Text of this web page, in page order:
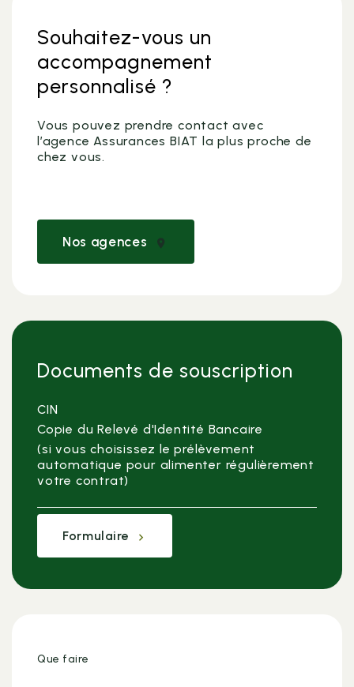
Souhaitez-vous un
accompagnement
personnalisé ?
Vous pouvez prendre contact avec
l’agence Assurances BIAT la plus proche de
chez vous.
Nos agences
Documents de souscription
CIN
Copie du Relevé d'Identité Bancaire
(si vous choisissez le prélèvement
automatique pour alimenter régulièrement
votre contrat)
Formulaire
Que faire